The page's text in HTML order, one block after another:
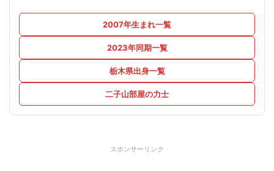
2007年生まれ一覧
2023年同期一覧
栃木県出身一覧
二子山部屋の力士
スポンサーリンク